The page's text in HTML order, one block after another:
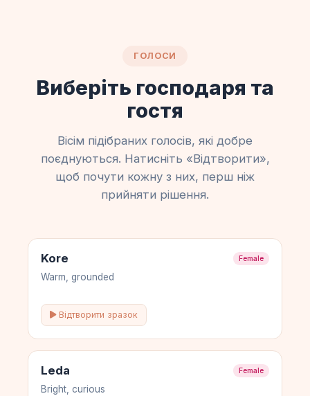
ГОЛОСИ
Виберіть господаря та
гостя
Вісім підібраних голосів, які добре
поєднуються. Натисніть «Відтворити»,
щоб почути кожну з них, перш ніж
прийняти рішення.
Kore Female
Warm, grounded
Відтворити зразок
Leda Female
Bright, curious